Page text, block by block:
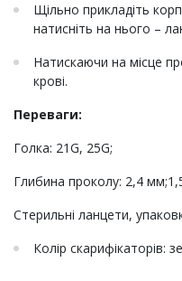
Щільно прикладіть
натисніть на нього –
Натискаючи на місце
крові.
Переваги:
Голка: 21G, 25G;
Глибина проколу: 2,4
Стерильні ланцети,
Колір скарифікаторів: